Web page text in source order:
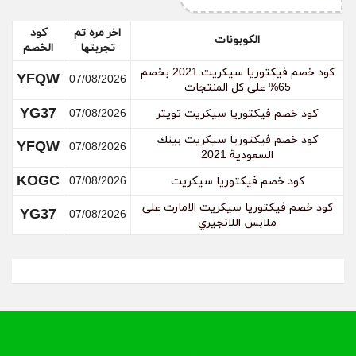
العربي
YG3I
كود خصم فيكتوريا سيكريت تويتر
الخليج
العربي
العربي
YG3I​
خصومات فيكتوريا سيكريت لا تنتهي على الإطلاق
بل هنالك المزيد والمزيد من العروض اليومية
المتواصلة، وهي نفسها التي يوفرها إليك
سيكريت بل على كثير من منصات البيع بالتجزئة
الكوبونات
اخر مره تم
تجربتها
كود
الخصم
كود خصم فيكتوريا سيكريت 2021 بخصم
65% على كل المنتجات
07/08/2026
YFQW
كود خصم فيكتوريا سيكريت تويتر 07/08/2026
YG37
كود خصم فيكتوريا سيكريت بينك
السعودية 2021
07/08/2026
YFQW
كود خصم فيكتوريا سيكريت 07/08/2026
KOGC
كود خصم فيكتوريا سيكريت الامارت على
ملابس اللانجيري
07/08/2026
YG37